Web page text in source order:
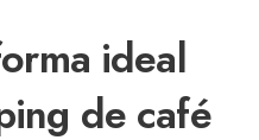
ideal
de café